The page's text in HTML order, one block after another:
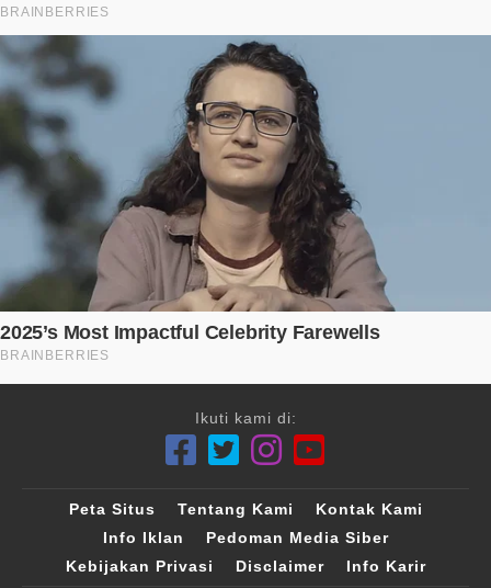
Ikuti kami di:
Peta Situs Tentang Kami
Kontak Kami
Info Iklan
Pedoman Media Siber
Kebijakan Privasi
Disclaimer Info Karir